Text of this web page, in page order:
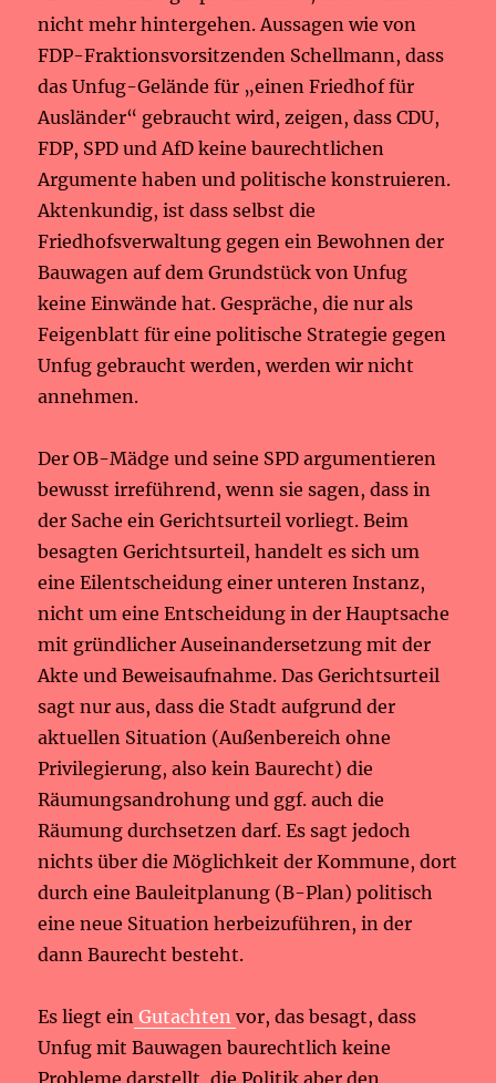
nicht mehr hintergehen. Aussagen wie von
FDP-Fraktionsvorsitzenden Schellmann, dass
das Unfug-Gelände für „einen Friedhof für
Ausländer“ gebraucht wird, zeigen, dass CDU,
FDP, SPD und AfD keine baurechtlichen
Argumente haben und politische konstruieren.
Aktenkundig, ist dass selbst die
Friedhofsverwaltung gegen ein Bewohnen der
Bauwagen auf dem Grundstück von Unfug
keine Einwände hat. Gespräche, die nur als
Feigenblatt für eine politische Strategie gegen
Unfug gebraucht werden, werden wir nicht
annehmen.
Der OB-Mädge und seine SPD argumentieren
bewusst irreführend, wenn sie sagen, dass in
der Sache ein Gerichtsurteil vorliegt. Beim
besagten Gerichtsurteil, handelt es sich um
eine Eilentscheidung einer unteren Instanz,
nicht um eine Entscheidung in der Hauptsache
mit gründlicher Auseinandersetzung mit der
Akte und Beweisaufnahme. Das Gerichtsurteil
sagt nur aus, dass die Stadt aufgrund der
aktuellen Situation (Außenbereich ohne
Privilegierung, also kein Baurecht) die
Räumungsandrohung und ggf. auch die
Räumung durchsetzen darf. Es sagt jedoch
nichts über die Möglichkeit der Kommune, dort
durch eine Bauleitplanung (B-Plan) politisch
eine neue Situation herbeizuführen, in der
dann Baurecht besteht.
Es liegt ein Gutachtenvor, das besagt, dass
Unfug mit Bauwagen baurechtlich keine
Probleme darstellt, die Politik aber den